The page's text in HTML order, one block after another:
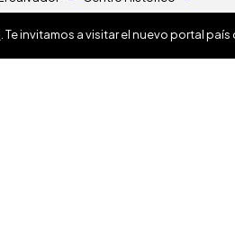
. Te invitamos a visitar el nuevo portal